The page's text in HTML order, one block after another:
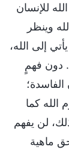
للإنسان
وينظر
إلى الله،
دون فهمٍ
الله كما
لن يفهم
ماهية